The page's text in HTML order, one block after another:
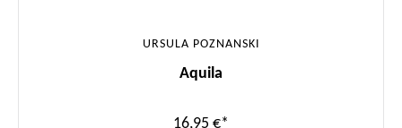
URSULA POZNANSKI
Aquila
16,95 €*